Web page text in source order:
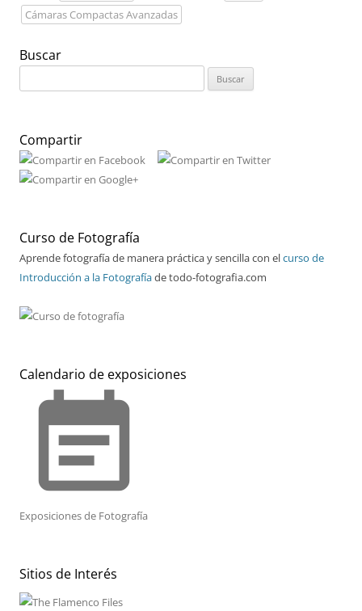
Cámaras Compactas Avanzadas
Buscar
Compartir
Curso de Fotografía
Aprende fotografía de manera práctica y sencilla con elcurso de
Introducción a la Fotografíade todo-fotografia.com
Calendario de exposiciones
event_note
Exposiciones de Fotografía
Sitios de Interés